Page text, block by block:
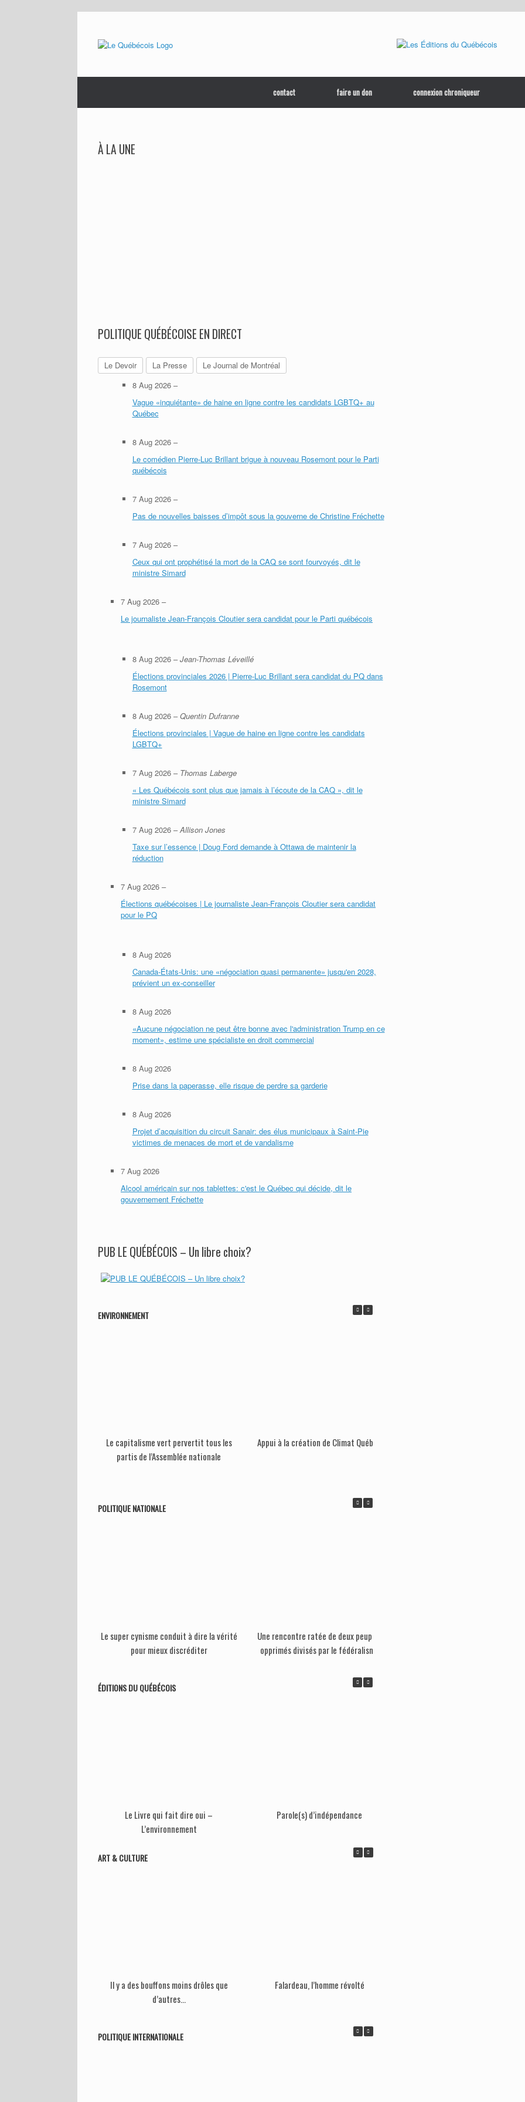
content
contact faire un don connexion chroniqueur
À LA UNE
POLITIQUE QUÉBÉCOISE EN DIRECT
Le Devoir La Presse
Le Journal de Montréal
8 Aug 2026–
Vague «inquiétante» de haine en ligne contre les candidats LGBTQ+ au
Québec
8 Aug 2026–
Le comédien Pierre-Luc Brillant brigue à nouveau Rosemont pour le Parti
québécois
7 Aug 2026–
Pas de nouvelles baisses d’impôt sous la gouverne de Christine Fréchette
7 Aug 2026–
Ceux qui ont prophétisé la mort de la CAQ se sont fourvoyés, dit le
ministre Simard
7 Aug 2026 –
Le journaliste Jean-François Cloutier sera candidat pour le Parti québécois
8 Aug 2026–Jean-Thomas Léveillé
Élections provinciales 2026 | Pierre-Luc Brillant sera candidat du PQ dans
Rosemont
8 Aug 2026–Quentin Dufranne
Élections provinciales | Vague de haine en ligne contre les candidats
LGBTQ+
7 Aug 2026– Thomas Laberge
« Les Québécois sont plus que jamais à l’écoute de la CAQ », dit le
ministre Simard
7 Aug 2026–Allison Jones
Taxe sur l’essence | Doug Ford demande à Ottawa de maintenir la
réduction
7 Aug 2026 –
Élections québécoises | Le journaliste Jean-François Cloutier sera candidat
pour le PQ
8 Aug 2026
Canada-États-Unis: une «négociation quasi permanente» jusqu'en 2028,
prévient un ex-conseiller
8 Aug 2026
«Aucune négociation ne peut être bonne avec l'administration Trump en ce
moment», estime une spécialiste en droit commercial
8 Aug 2026
Prise dans la paperasse, elle risque de perdre sa garderie
8 Aug 2026
Projet d’acquisition du circuit Sanair: des élus municipaux à Saint-Pie
victimes de menaces de mort et de vandalisme
7 Aug 2026
Alcool américain sur nos tablettes: c'est le Québec qui décide, dit le
gouvernement Fréchette
PUB LE QUÉBÉCOIS – Un libre choix?
ENVIRONNEMENT
Le capitalisme vert pervertit tous les
partis de l’Assemblée nationale
Appui à la création de Climat Québec
POLITIQUE NATIONALE
Le super cynisme conduit à dire la vérité
pour mieux discréditer
Une rencontre ratée de deux peuples
opprimés divisés par le fédéralisme
ÉDITIONS DU QUÉBÉCOIS
Le Livre qui fait dire oui –
L’environnement
Parole(s) d’indépendance
ART & CULTURE
Il y a des bouffons moins drôles que
d’autres…
Falardeau, l’homme révolté
POLITIQUE INTERNATIONALE